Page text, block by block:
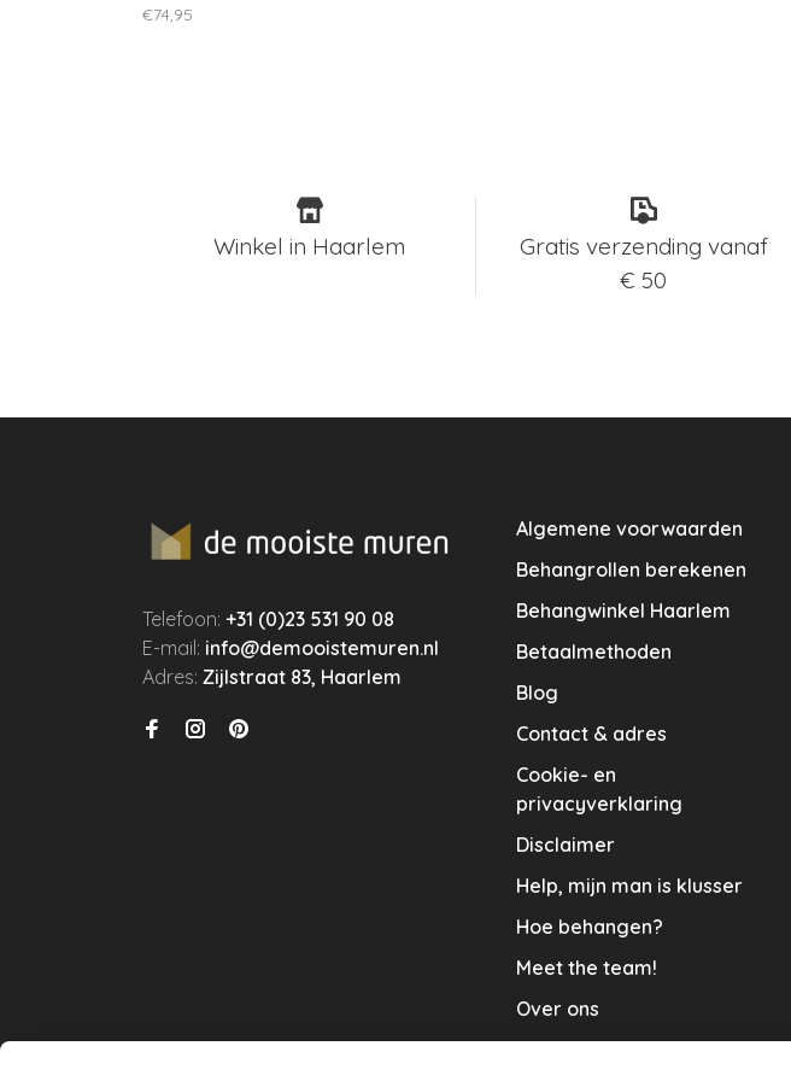
€74,95
Winkel in Haarlem
Gratis verzending vanaf
€ 50
Telefoon:+31 (0)23 531 90 08
E-mail: info@demooistemuren.nl
Adres:Zijlstraat 83, Haarlem
Algemene voorwaarden
Behangrollen berekenen
Behangwinkel Haarlem
Betaalmethoden
Blog
Contact & adres
Cookie- en
privacyverklaring
Disclaimer
Help, mijn man is klusser
Hoe behangen?
Meet the team!
Over ons